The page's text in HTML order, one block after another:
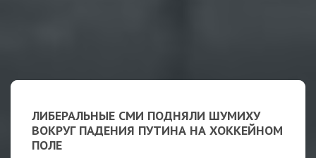
ЛИБЕРАЛЬНЫЕ СМИ ПОДНЯЛИ ШУМИХУ
ВОКРУГ ПАДЕНИЯ ПУТИНА НА ХОККЕЙНОМ
ПОЛЕ